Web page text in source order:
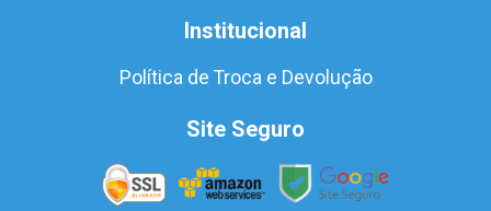
Institucional
Política de Troca e Devolução
Site Seguro